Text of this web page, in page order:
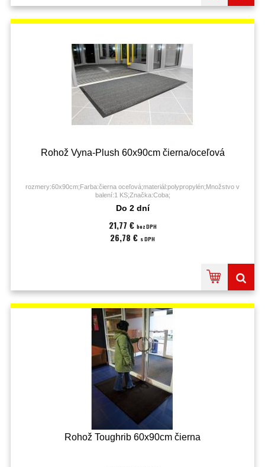
Rohož Vyna-Plush 60x90cm čierna/oceľová
rozmery:60x90cm;Farba:čierna oceľová;materiál:polypropylén;Množstvo v
balení:1 KS;Značka:Coba;
Do 2 dní
21,77 € bez DPH
26,78 € s DPH
Rohož Toughrib 60x90cm čierna